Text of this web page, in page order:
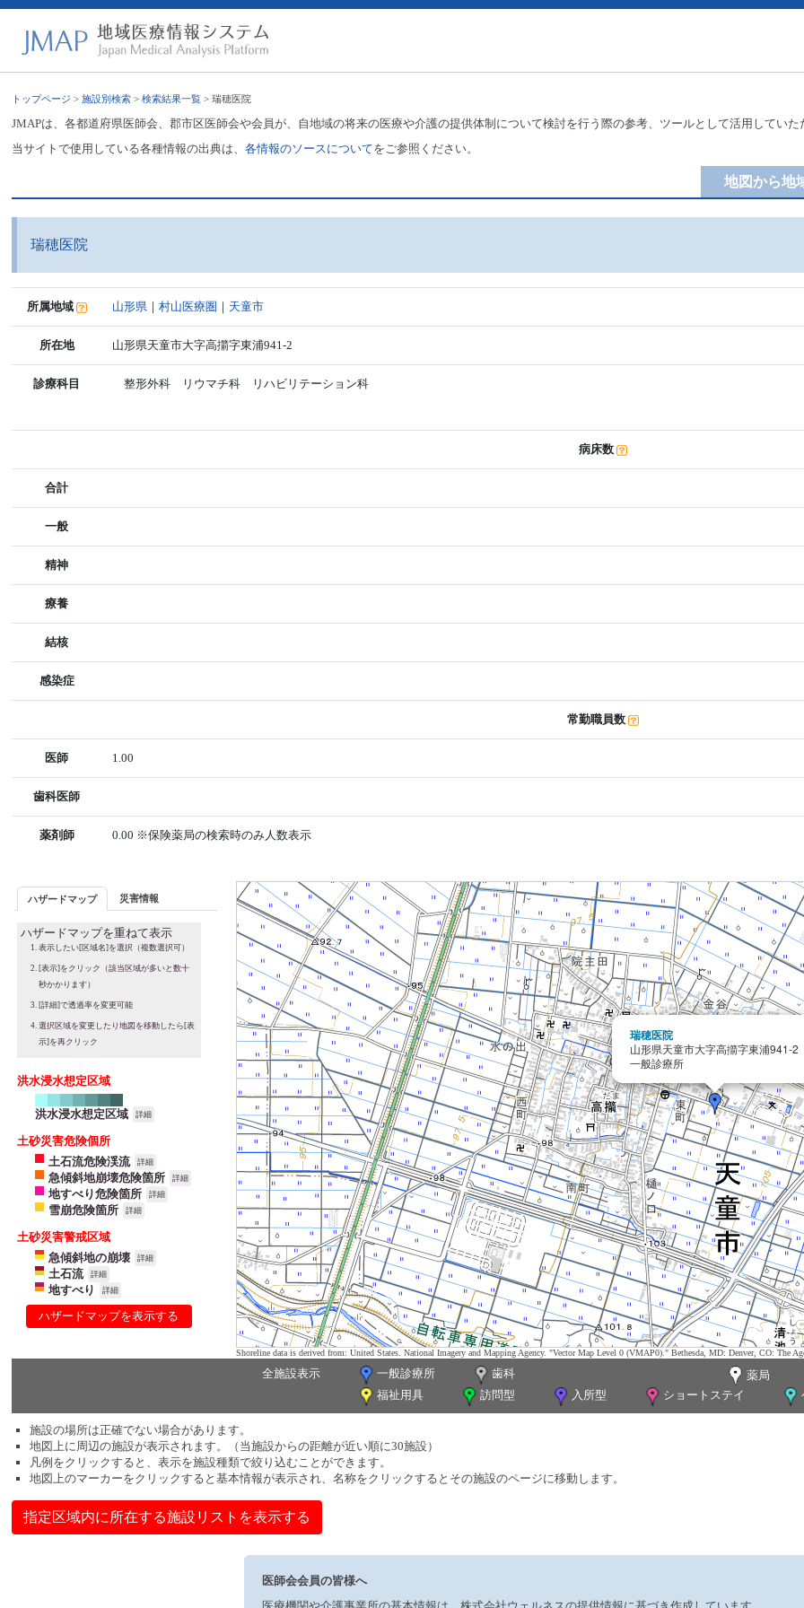
トップページ >施設別検索 >検索結果一覧 > 瑞穂医院
JMAPは、各都道府県医師会、郡市区医師会や会員が、自地域の将来の医療や介護の提供体制について検討を行う際の参考、ツールとして活用してい
当サイトで使用している各種情報の出典は、各情報のソースについてをご参照ください。
地図から地
瑞穂医院
所属地域 山形県 ｜村山医療圏 ｜ 天童市
所在地 山形県天童市大字高擶字東浦941-2
診療科目 整形外科 リウマチ科 リハビリテーション科
病床数
合計
一般
精神
療養
結核
感染症
常勤職員数
医師 1.00
歯科医師
薬剤師 0.00 ※保険薬局の検索時のみ人数表示
ハザードマップ 災害情報
ハザードマップを重ねて表示
表示したい[区域名]を選択（複数選択可）
[表示]をクリック（該当区域が多いと数十
秒かかります）
[詳細]で透過率を変更可能
選択区域を変更したり地図を移動したら[表
示]を再クリック
洪水浸水想定区域
洪水浸水想定区域 詳細
土砂災害危険個所
土石流危険渓流
詳細
急傾斜地崩壊危険箇所 詳細
地すべり危険箇所 詳細
雪崩危険箇所 詳細
土砂災害警戒区域
急傾斜地の崩壊
詳細
土石流 詳細
地すべり 詳細
ハザードマップを表示する
瑞穂医院
山形県天童市大字高擶字東浦941-2
一般診療所
Shoreline data is derived from: United States. National Imagery and Mapping Agency. "Vector Map Level 0 (VMAP0)." Bethesda, MD: Denver, CO: The
全施設表示 一般診療所 歯科
薬局
福祉用具
訪問型 入所型 ショートステイ
施設の場所は正確でない場合があります。
地図上に周辺の施設が表示されます。（当施設からの距離が近い順に30施設）
凡例をクリックすると、表示を施設種類で絞り込むことができます。
地図上のマーカーをクリックすると基本情報が表示され、名称をクリックするとその施設のページに移動します。
指定区域内に所在する施設リストを表示する
医師会会員の皆様へ